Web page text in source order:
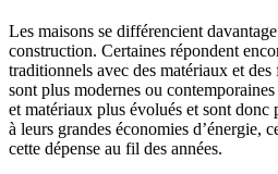
Les maisons se différencient
construction. Certaines répondent
traditionnels avec des matériaux et des
sont plus modernes ou
et matériaux plus évolués et sont donc
à leurs grandes économies d’énergie,
cette dépense au fil des années.